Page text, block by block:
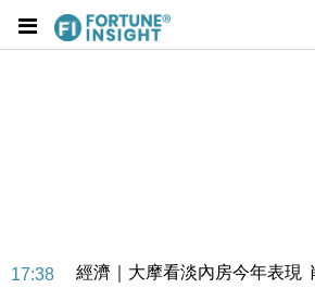
17:38 經濟｜大摩看淡內房今年表現